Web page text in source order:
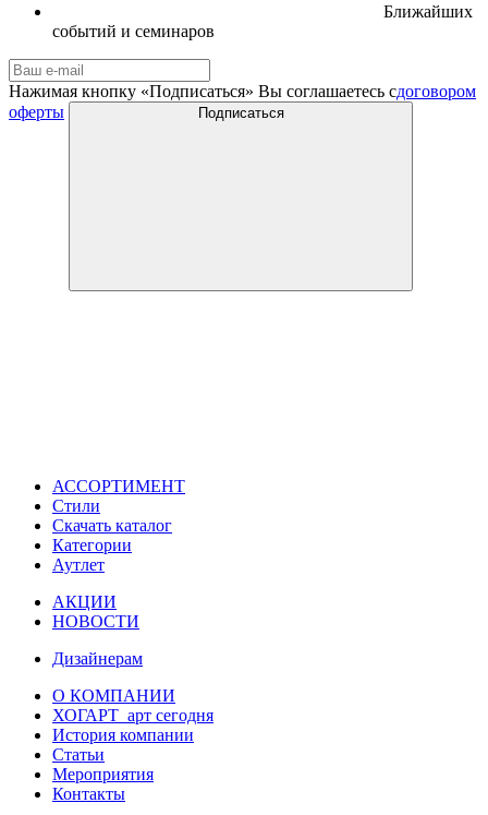
Ближайших
событий и семинаров
Нажимая кнопку «Подписаться» Вы соглашаетесь сдоговором
оферты
Подписаться
АССОРТИМЕНТ
Стили
Скачать каталог
Категории
Аутлет
АКЦИИ
НОВОСТИ
Дизайнерам
О КОМПАНИИ
ХОГАРТ_арт сегодня
История компании
Статьи
Мероприятия
Контакты